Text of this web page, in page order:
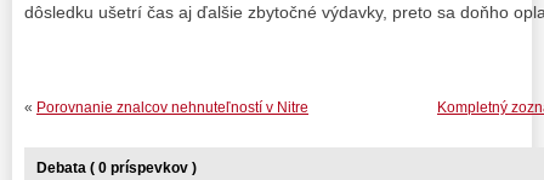
dôsledku ušetrí čas aj ďalšie zbytočné výdavky, preto sa doňho
Kompletný
« Porovnanie znalcov nehnuteľností v Nitre
Debata ( 0 príspevkov )